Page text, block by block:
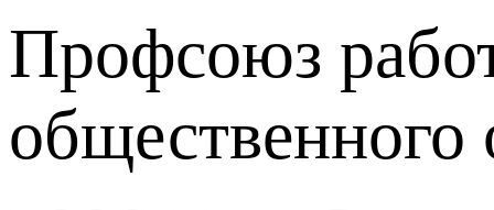
Профсоюз